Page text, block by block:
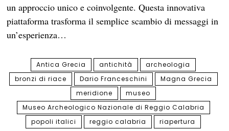
un approccio unico e coinvolgente. Questa innovativa
piattaforma trasforma il semplice scambio di messaggi in
un’esperienza…
Antica Grecia antichità
archeologia
bronzi di riace
Dario Franceschini
Magna Grecia
meridione
museo
Museo Archeologico Nazionale di Reggio Calabria
popoli italici
reggio calabria riapertura